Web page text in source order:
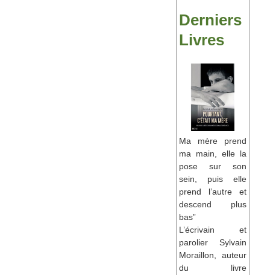
Derniers
Livres
Ma mère prend
ma main, elle la
pose sur son
sein, puis elle
prend l’autre et
descend plus
bas”
L’écrivain et
parolier Sylvain
Moraillon, auteur
du livre